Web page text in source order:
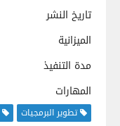
تاريخ النشر
الميزانية
مدة التنفيذ
المهارات
تطوير البرمجيات